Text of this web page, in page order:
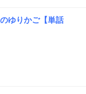
ゆりかご【単話